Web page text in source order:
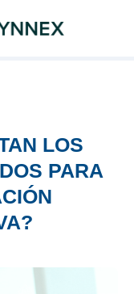
LOS
PARA